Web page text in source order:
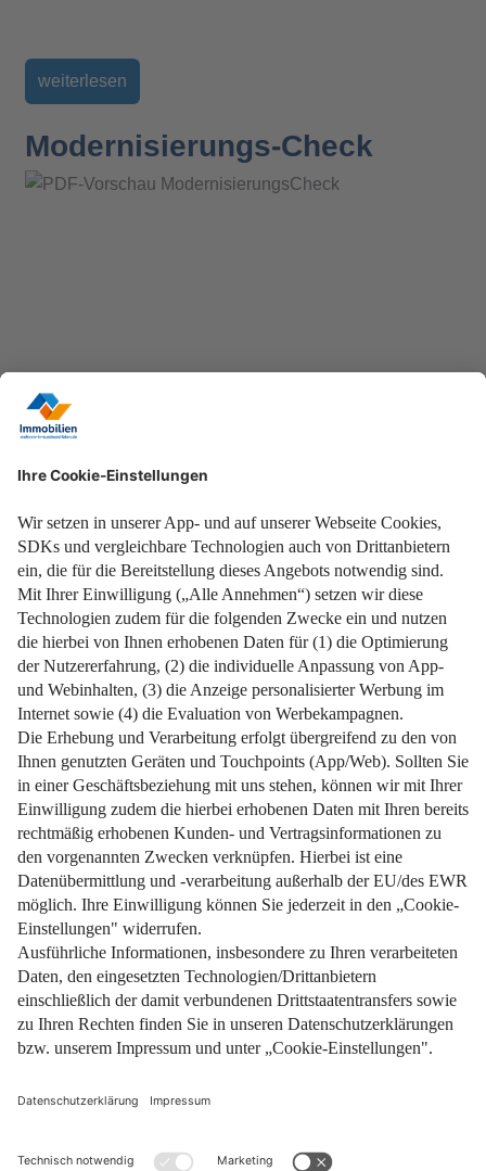
weiterlesen
Modernisierungs-Check
Jetzt checken!
25. Februar 2026
Impressum Datenschutz Nutzungsbedingungen
Pflichtinformationen
Barrierefreiheit Widerrufsformular
Cookie-Einstellungen
Facebook
Instagram